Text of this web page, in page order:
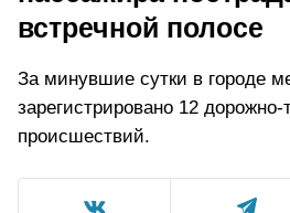
встречной полосе
За минувшие сутки в городе
зарегистрировано 12 дорожно-
происшествий.